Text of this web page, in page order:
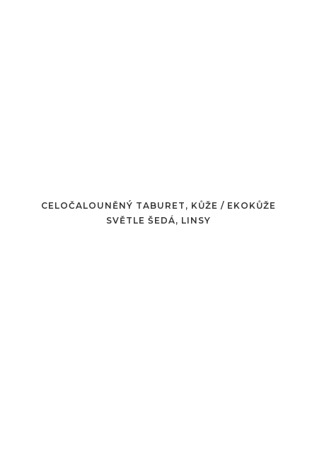
CELOČALOUNĚNÝ TABURET, KŮŽE / EKOKŮŽE
SVĚTLE ŠEDÁ, LINSY